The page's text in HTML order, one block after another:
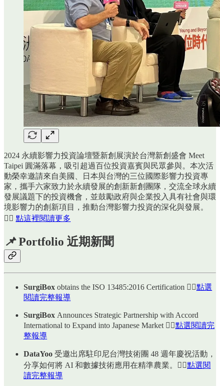
2024 永續影響力投資論壇暨新創展演於台灣新創盛會 Meet
Taipei 圓滿落幕，吸引超過百位投資嘉賓與民眾參與。本次活
動榮幸邀請來自美國、日本與台灣的三位國際影響力投資專
家，攜手六家致力於永續發展的創新新創團隊，交流全球永續
發展議題下的投資機會，並鼓勵政府與企業投入具有社會與環
境影響力的創新項目，推動台灣影響力投資的深化與發展。
👉🏻 點這裡閱讀更多
📌Portfolio 近期新聞
SurgiBox obtains the ISO 13485:2016 Certification 👉🏻點選
閱讀完整報導
SurgiBox Announces Strategic Partnership with Accord
International to Expand into Japanese Market 👉🏻點選閱讀完
整報導
DataYoo 受邀出席駐印尼台灣技術團 48 週年慶祝活動，
分享如何將 AI 和數據技術應用在精準農業。👉🏻點選閱
讀完整報導